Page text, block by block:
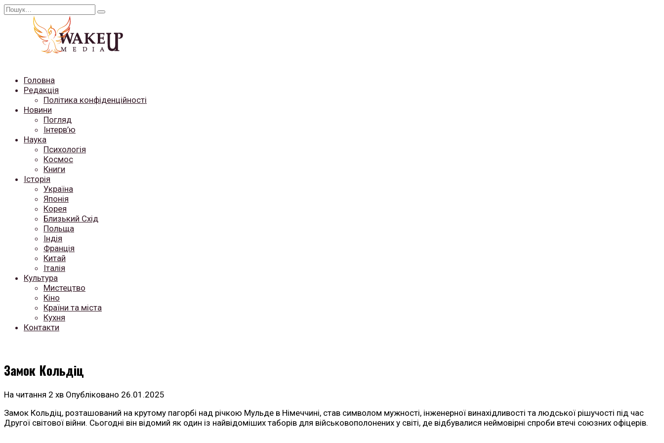
Перейти
Search
Головна
Редакція
Політика конфіденційності
Новини
Погляд
Інтерв’ю
Наука
Психологія
Космос
Книги
Історія
Україна
Японія
Корея
Близький Схід
Польща
Індія
Франція
Китай
Італія
Культура
Мистецтво
Кіно
Країни та міста
Кухня
Контакти
Замок Кольдіц
На читання 2 хв Опубліковано 26.01.2025
Замок Кольдіц, розташований на крутому пагорбі над річкою Мульде в Німеччині, став символом мужності, інженерної винахідливості та людської рішучості під час
Другої світової війни. Сьогодні він відомий як один із найвідоміших таборів для військовополонених у світі, де відбувалися неймовірні спроби втечі союзних офіцерів.